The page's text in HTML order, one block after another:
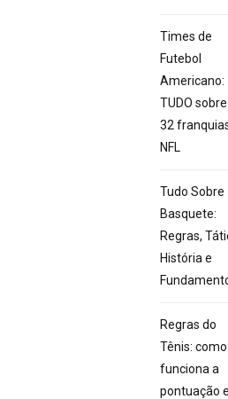
Times de
Futebol
Americano:
TUDO
32
NFL
Tudo Sobre
Basquete:
Regras,
História e
Regras do
Tênis: como
funciona a
pontuação e